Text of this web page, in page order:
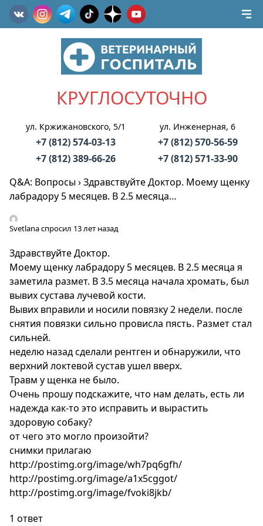
КРУГЛОСУТОЧНО
ул. Кржижановского, 5/1
+7 (812) 574-03-13
+7 (812) 389-66-26
ул. Инженерная, 6
+7 (812) 570-56-59
+7 (812) 571-33-90
Q&A: Вопросы›Здравствуйте Доктор. Моему щенку
лабрадору 5 месяцев. В 2.5 месяца…
Svetlanaспросил 13 лет назад
Здравствуйте Доктор.
Моему щенку лабрадору 5 месяцев. В 2.5 месяца я
заметила размет. В 3.5 месяца начала хромать, был
вывих сустава лучевой кости.
Вывих вправили и носили повязку 2 недели. после
снятия повязки сильно провисла пясть. Размет стал
сильней.
неделю назад сделали рентген и обнаружили, что
верхний локтевой сустав ушел вверх.
Травм у щенка не было.
Очень прошу подскажите, что нам делать, есть ли
надежда как-то это исправить и вырастить
здоровую собаку?
от чего это могло произойти?
снимки прилагаю
http://postimg.org/image/wh7pq6gfh/
http://postimg.org/image/a1x5cggot/
http://postimg.org/image/fvoki8jkb/
1 ответ